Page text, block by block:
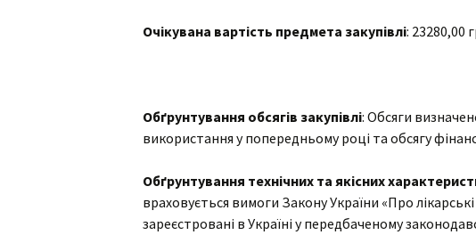
Очікувана вартість предмета закупівлі: 23280,00
Обґрунтування обсягів закупівлі: Обсяги
використання у попередньому році та обсягу
Обґрунтування технічних та якісних
враховується вимоги Закону України «Про
зареєстровані в Україні у передбаченому